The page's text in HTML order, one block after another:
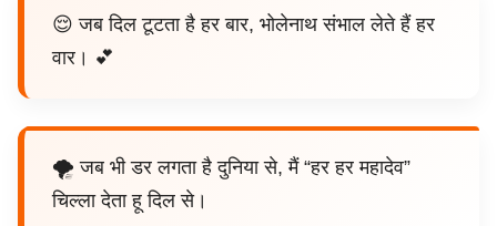
😌 जब दिल टूटता है हर बार, भोलेनाथ संभाल लेते हैं हर
वार। 💕
🌪️ जब भी डर लगता है दुनिया से, मैं “हर हर महादेव”
चिल्ला देता हू दिल से।